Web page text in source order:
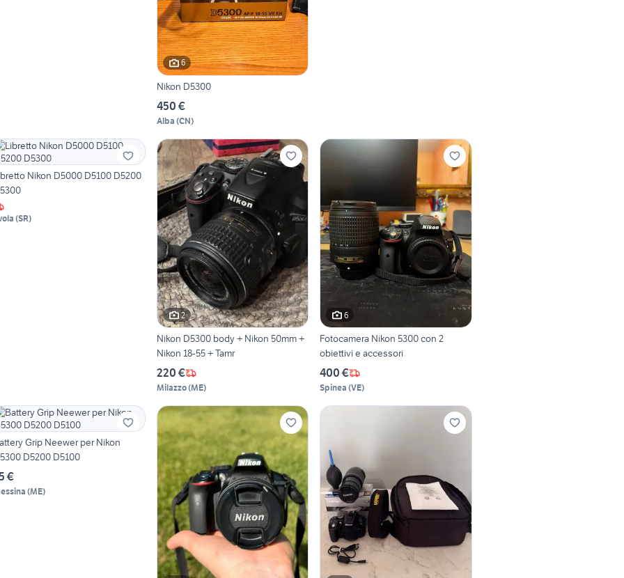
6
Nikon D5300
450 €
Alba (CN)
Nikon D5000 D5100 D5200
(SR)
2
Nikon D5300 body + Nikon 50mm +
Nikon 18-55 + Tamr
220 €
Milazzo(ME)
6
Fotocamera Nikon 5300 con 2
obiettivi e accessori
400 €
Spinea (VE)
Grip Neewer per Nikon
D5200 D5100
€
(ME)